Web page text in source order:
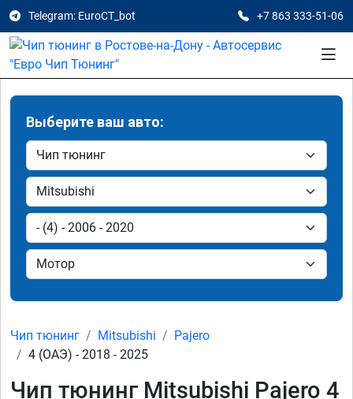
Telegram: EuroCT_bot +7 863 333-51-06
Выберите ваш авто:
Чип тюнинг Mitsubishi
Pajero
4 (ОАЭ) - 2018 - 2025
Чип тюнинг Mitsubishi Pajero 4